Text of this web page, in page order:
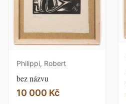
Philippi, Robert
bez názvu
10 000 Kč